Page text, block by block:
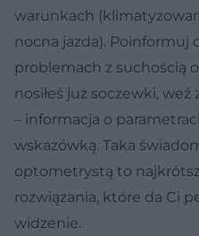
warunkach
nocna jazda). Poinformuj
problemach z suchością
nosiłeś już soczewki,
– informacja o
wskazówką. Taka
optometrystą to
rozwiązania, które da Ci
widzenie.